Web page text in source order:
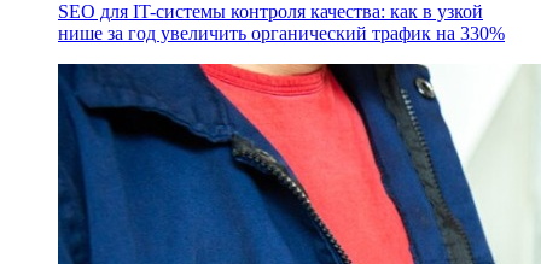
SEO для IT-системы контроля качества: как в узкой
нише за год увеличить органический трафик на 330%